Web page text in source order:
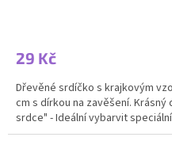
29 Kč
Dřevěné srdíčko s krajkovým
cm s dírkou na zavěšení.
srdce" - Ideální vybarvit